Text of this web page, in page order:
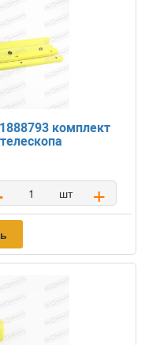
комплект
шт +